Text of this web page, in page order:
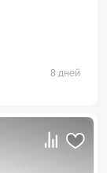
8 дней